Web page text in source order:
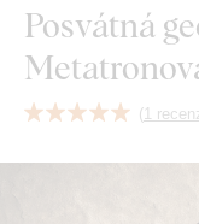
Posvátná
( 1